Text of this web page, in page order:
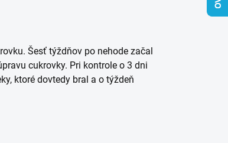
Šesť týždňov po nehode začal
cukrovky. Pri kontrole o 3 dni
ktoré dovtedy bral a o týždeň